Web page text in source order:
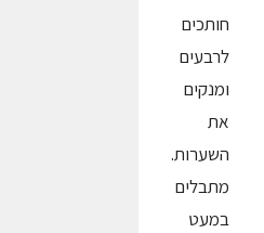
חותכים
לרבעים
ומנקים
את
השערות.
מתבלים
במעט